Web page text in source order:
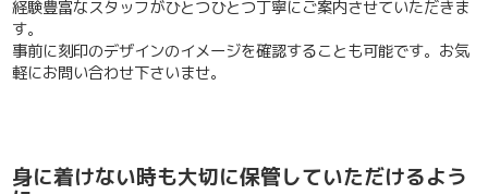
経験豊富なスタッフがひとつひとつ丁寧にご案内させていただきま
す。
事前に刻印のデザインのイメージを確認することも可能です。お気
軽にお問い合わせ下さいませ。
身に着けない時も大切に保管していただけるよう